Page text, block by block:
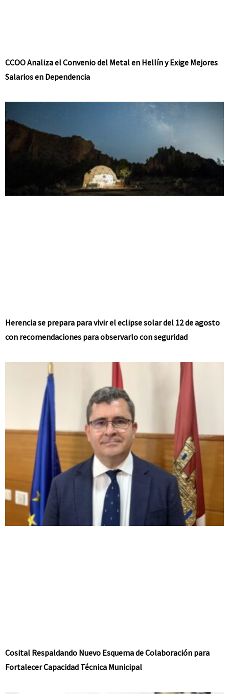
CCOO Analiza el Convenio del Metal en Hellín y Exige Mejores
Salarios en Dependencia
Herencia se prepara para vivir el eclipse solar del 12 de agosto
con recomendaciones para observarlo con seguridad
Cosital Respaldando Nuevo Esquema de Colaboración para
Fortalecer Capacidad Técnica Municipal